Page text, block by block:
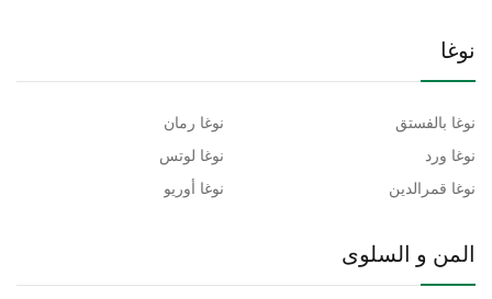
نوغا
نوغا بالفستق
نوغا ورد
نوغا قمرالدين
نوغا رمان
نوغا لوتس
نوغا أوريو
المن و السلوى